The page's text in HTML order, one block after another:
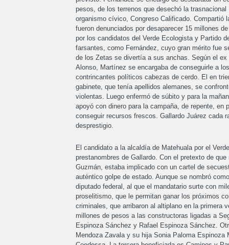
pesos, de los terrenos que desechó la
organismo cívico, Congreso Calificado. Compartió
fueron denunciados por desaparecer 15 millones
por los candidatos del Verde Ecologista y Partido
farsantes, como Fernández, cuyo gran mérito fue
de los Zetas se divertía a sus anchas. Según el
Alonso, Martínez se encargaba de conseguirle a
contrincantes políticos cabezas de cerdo. El en
gabinete, que tenía apellidos alemanes, se
violentas. Luego enfermó de súbito y para la
apoyó con dinero para la campaña, de repente,
conseguir recursos frescos. Gallardo Juárez cada
desprestigio.
El candidato a la alcaldía de Matehuala por el
prestanombres de Gallardo. Con el pretexto de
Guzmán, estaba implicado con un cartel de
auténtico golpe de estado. Aunque se nombró
diputado federal, al que el mandatario surte con
proselitismo, que le permitan ganar los próximos
criminales, que arribaron al altiplano en la primera
millones de pesos a las constructoras ligadas a
Espinoza Sánchez y Rafael Espinoza Sánchez.
Mendoza Zavala y su hija Sonia Paloma